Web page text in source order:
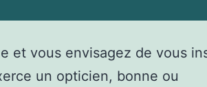
et vous envisagez de vous
un opticien, bonne ou